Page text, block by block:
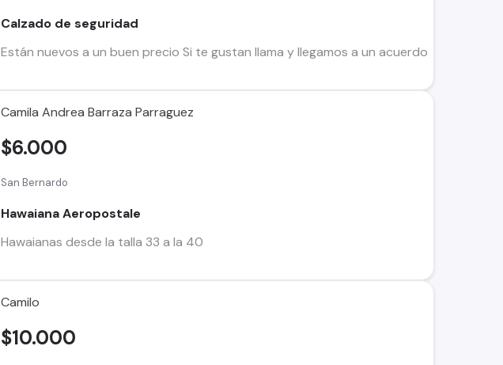
Calzado de seguridad
Están nuevos a un buen precio Si te gustan llama y llegamos a un acuerdo
Camila Andrea Barraza Parraguez
San Bernardo
Hawaiana Aeropostale
Hawaianas desde la talla 33 a la 40
$6.000
Camilo
$10.000